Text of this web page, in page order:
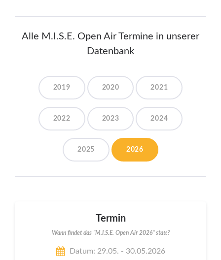
Alle M.I.S.E. Open Air Termine in unserer
Datenbank
2019 2020 2021
2022 2023 2024
2025 2026
Termin
Wann findet das "M.I.S.E. Open Air 2026" statt?
Datum: 29.05. - 30.05.2026